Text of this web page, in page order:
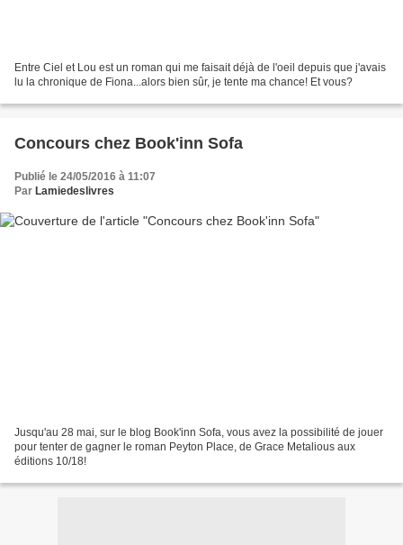
Entre Ciel et Lou est un roman qui me faisait déjà de l'oeil depuis que j'avais
lu la chronique de Fiona...alors bien sûr, je tente ma chance! Et vous?
Concours chez Book'inn Sofa
Publié le 24/05/2016 à 11:07
Par Lamiedeslivres
Jusqu'au 28 mai, sur le blog Book'inn Sofa, vous avez la possibilité de jouer
pour tenter de gagner le roman Peyton Place, de Grace Metalious aux
éditions 10/18!